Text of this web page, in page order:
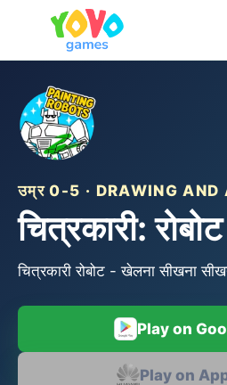
उम्र 0-5 · DRAWING AND
चित्रकारी: रोबोट
चित्रकारी रोबोट - खेलना सीखना
Play on
Play on